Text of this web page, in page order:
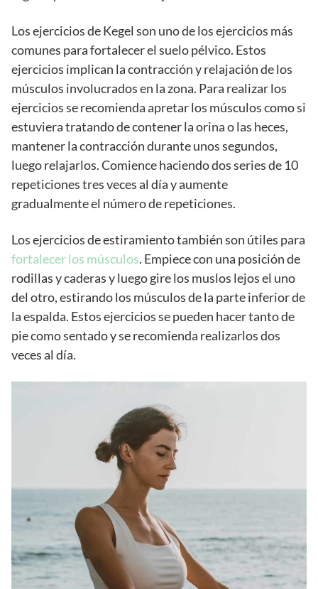
Los ejercicios de Kegel son uno de los ejercicios más
comunes para fortalecer el suelo pélvico. Estos
ejercicios implican la contracción y relajación de los
músculos involucrados en la zona. Para realizar los
ejercicios se recomienda apretar los músculos como si
estuviera tratando de contener la orina o las heces,
mantener la contracción durante unos segundos,
luego relajarlos. Comience haciendo dos series de 10
repeticiones tres veces al día y aumente
gradualmente el número de repeticiones.
Los ejercicios de estiramiento también son útiles para
fortalecer los músculos. Empiece con una posición de
rodillas y caderas y luego gire los muslos lejos el uno
del otro, estirando los músculos de la parte inferior de
la espalda. Estos ejercicios se pueden hacer tanto de
pie como sentado y se recomienda realizarlos dos
veces al día.